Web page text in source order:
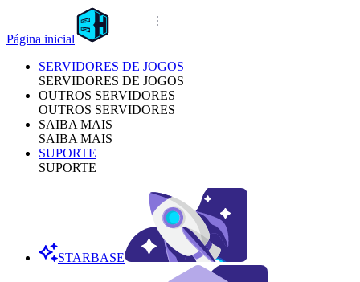
Página inicial
SERVIDORES DE JOGOS
SERVIDORES DE JOGOS
OUTROS SERVIDORES
OUTROS SERVIDORES
SAIBA MAIS
SAIBA MAIS
SUPORTE
SUPORTE
STARBASE